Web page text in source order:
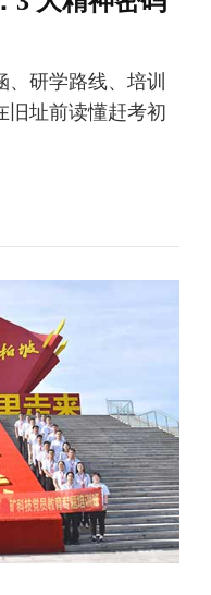
研学路线、培训
旧址前读懂赶考初